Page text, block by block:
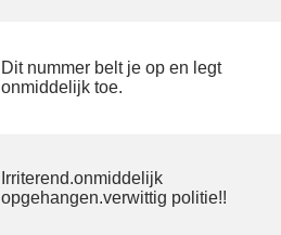
Dit nummer belt je op en legt
onmiddelijk toe.
Irriterend.onmiddelijk
opgehangen.verwittig politie!!